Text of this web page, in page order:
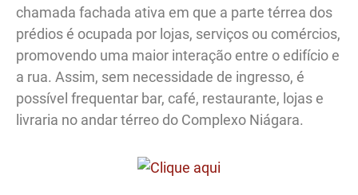
chamada fachada ativa em que a parte térrea dos
prédios é ocupada por lojas, serviços ou comércios,
promovendo uma maior interação entre o edifício e
a rua. Assim, sem necessidade de ingresso, é
possível frequentar bar, café, restaurante, lojas e
livraria no andar térreo do Complexo Niágara.